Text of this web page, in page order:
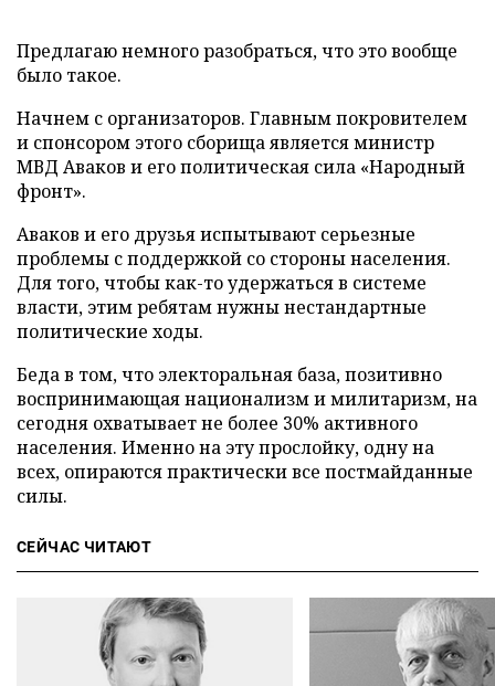
Предлагаю немного разобраться, что это вообще
было такое.
Начнем с организаторов. Главным покровителем
и спонсором этого сборища является министр
МВД Аваков и его политическая сила «Народный
фронт».
Аваков и его друзья испытывают серьезные
проблемы с поддержкой со стороны населения.
Для того, чтобы как-то удержаться в системе
власти, этим ребятам нужны нестандартные
политические ходы.
Беда в том, что электоральная база, позитивно
воспринимающая национализм и милитаризм, на
сегодня охватывает не более 30% активного
населения. Именно на эту прослойку, одну на
всех, опираются практически все постмайданные
силы.
СЕЙЧАС ЧИТАЮТ